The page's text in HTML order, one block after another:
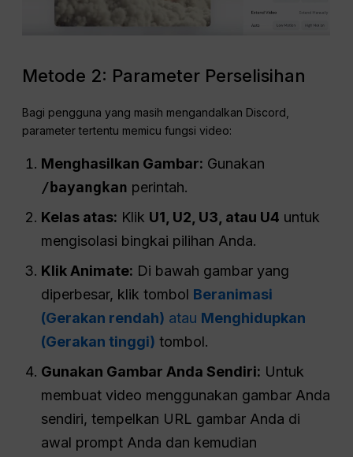
Metode 2: Parameter Perselisihan
Bagi pengguna yang masih mengandalkan Discord,
parameter tertentu memicu fungsi video:
Menghasilkan Gambar: Gunakan
/bayangkan perintah.
Kelas atas: Klik U1, U2, U3, atau U4 untuk
mengisolasi bingkai pilihan Anda.
Klik Animate: Di bawah gambar yang
diperbesar, klik tombol Beranimasi
(Gerakan rendah) atau Menghidupkan
(Gerakan tinggi) tombol.
Gunakan Gambar Anda Sendiri: Untuk
membuat video menggunakan gambar Anda
sendiri, tempelkan URL gambar Anda di
awal prompt Anda dan kemudian